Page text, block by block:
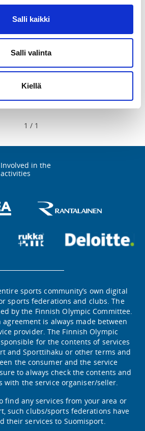
Salli kaikki
Salli valinta
Kiellä
training -kurssi
Rovaniemi, Finland
1 / 1
Involved in the
activities
sports community’s own digital
sports federations and clubs. The
by the Finnish Olympic Committee.
agreement is always made between
provider. The Finnish Olympic
for the contents of services
and Sporttihaku or other terms and
the consumer and the service
to always check the contents and
with the service organiser/seller.
find any services from your area or
such clubs/sports federations have
their services to Suomisport.